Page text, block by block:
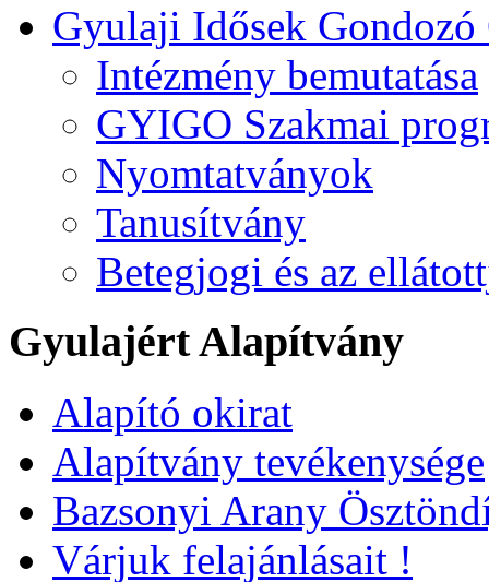
Gyulaji Idősek Gondozó
Intézmény bemutatása
GYIGO Szakmai
Nyomtatványok
Tanusítvány
Betegjogi és az
Gyulajért Alapítvány
Alapító okirat
Alapítvány tevékenysége
Bazsonyi Arany
Várjuk felajánlásait !